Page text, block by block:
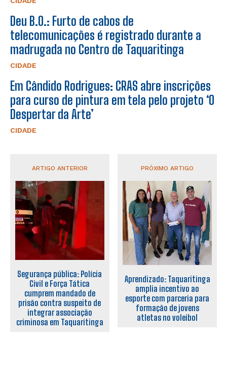
Deu B.O.: Furto de cabos de
telecomunicações é registrado durante a
madrugada no Centro de Taquaritinga
CIDADE
Em Cândido Rodrigues: CRAS abre inscrições
para curso de pintura em tela pelo projeto ‘O
Despertar da Arte’
CIDADE
ARTIGO ANTERIOR
Segurança pública: Polícia
Civil e Força Tática
cumprem mandado de
prisão contra suspeito de
integrar associação
criminosa em Taquaritinga
PRÓXIMO ARTIGO
Aprendizado: Taquaritinga
amplia incentivo ao
esporte com parceria para
formação de jovens
atletas no voleibol